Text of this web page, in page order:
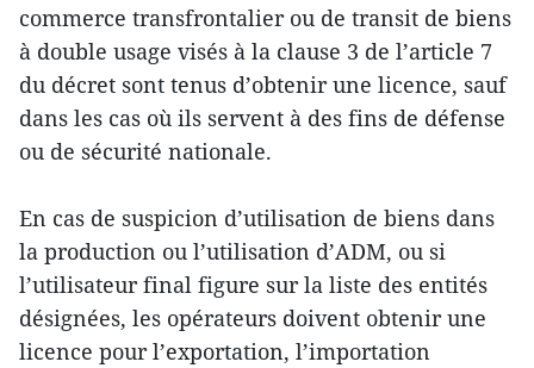
commerce transfrontalier ou de transit de biens
à double usage visés à la clause 3 de l’article 7
du décret sont tenus d’obtenir une licence, sauf
dans les cas où ils servent à des fins de défense
ou de sécurité nationale.
En cas de suspicion d’utilisation de biens dans
la production ou l’utilisation d’ADM, ou si
l’utilisateur final figure sur la liste des entités
désignées, les opérateurs doivent obtenir une
licence pour l’exportation, l’importation